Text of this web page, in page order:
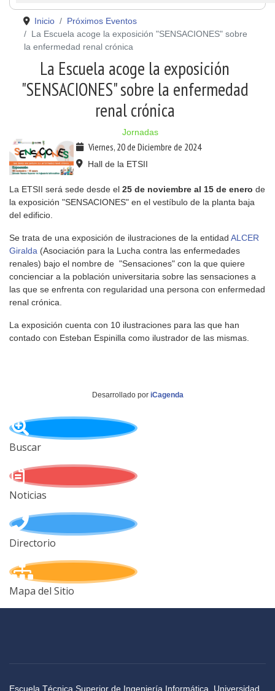
Inicio
Próximos Eventos
La Escuela acoge la exposición "SENSACIONES" sobre
la enfermedad renal crónica
La Escuela acoge la exposición
"SENSACIONES" sobre la enfermedad
renal crónica
Jornadas
Viernes, 20 de Diciembre de 2024
Hall de la ETSII
La ETSII será sede desde el 25 de noviembre al 15 de enero de
la exposición "SENSACIONES" en el vestíbulo de la planta baja
del edificio.
Se trata de una exposición de ilustraciones de la entidad ALCER
Giralda (Asociación para la Lucha contra las enfermedades
renales) bajo el nombre de "Sensaciones" con la que quiere
concienciar a la población universitaria sobre las sensaciones a
las que se enfrenta con regularidad una persona con enfermedad
renal crónica.
La exposición cuenta con 10 ilustraciones para las que han
contado con Esteban Espinilla como ilustrador de las mismas.
Desarrollado por iCagenda
Buscar
Noticias
Directorio
Mapa del Sitio
Escuela Técnica Superior de Ingeniería Informática, Universidad